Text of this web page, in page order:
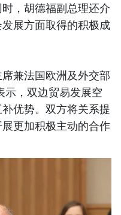
，胡德福副总理还介
展方面取得的积极成
兼法国欧洲及外交部
示，双边贸易发展空
优势。双方将关系提
更加积极主动的合作